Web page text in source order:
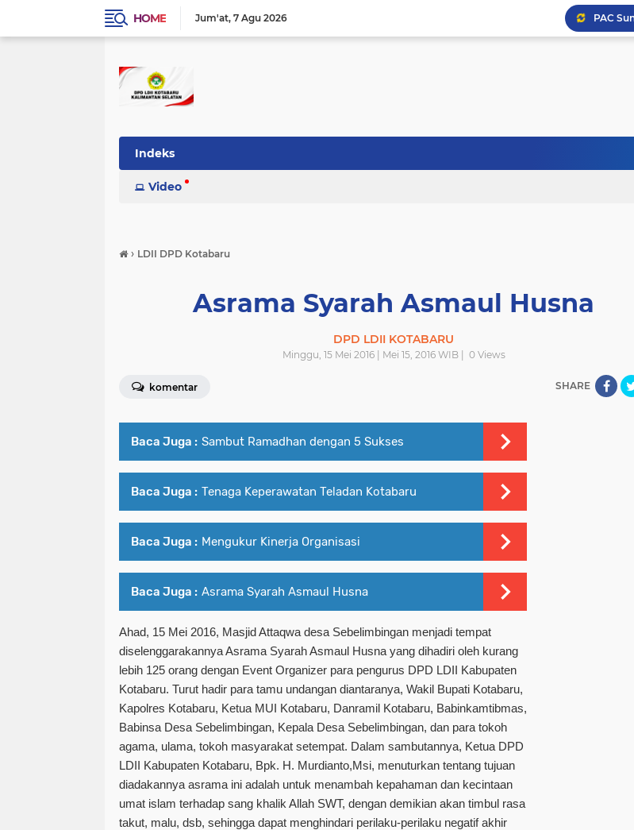
HOME Jum'at 7 Agu 2026
Indeks
Video
› LDII DPD Kotabaru
Asrama Syarah Asmaul Husna
DPD LDII KOTABARU
Minggu, 15 Mei 2016 | Mei 15, 2016 WIB | 0Views
komentar SHARE
Baca Juga : Sambut Ramadhan dengan 5 Sukses
Baca Juga : Tenaga Keperawatan Teladan Kotabaru
Baca Juga : Mengukur Kinerja Organisasi
Baca Juga : Asrama Syarah Asmaul Husna
Ahad, 15 Mei 2016, Masjid Attaqwa desa Sebelimbingan menjadi tempat
diselenggarakannya Asrama Syarah Asmaul Husna yang dihadiri oleh kurang
lebih 125 orang dengan Event Organizer para pengurus DPD LDII Kabupaten
Kotabaru. Turut hadir para tamu undangan diantaranya, Wakil Bupati Kotabaru,
Kapolres Kotabaru, Ketua MUI Kotabaru, Danramil Kotabaru, Babinkamtibmas,
Babinsa Desa Sebelimbingan, Kepala Desa Sebelimbingan, dan para tokoh
agama, ulama, tokoh masyarakat setempat. Dalam sambutannya, Ketua DPD
LDII Kabupaten Kotabaru, Bpk. H. Murdianto,Msi, menuturkan tentang tujuan
diadakannya asrama ini adalah untuk menambah kepahaman dan kecintaan
umat islam terhadap sang khalik Allah SWT, dengan demikian akan timbul rasa
takut, malu, dsb, sehingga dapat menghindari perilaku-perilaku negatif akhir